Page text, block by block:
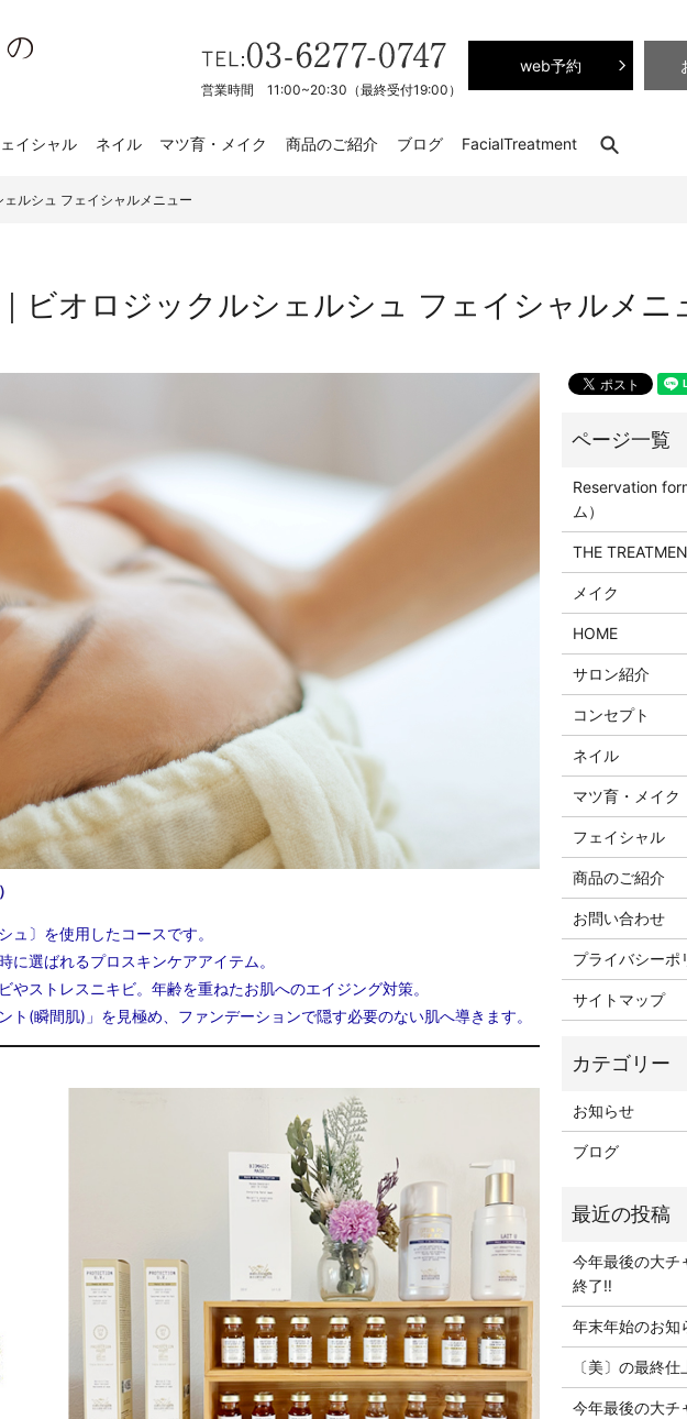
web予約
営業時間 11:00~20:30（最終受付19:00）
イシャル ネイル マツ育・メイク 商品のご紹介 ブログ FacialTreatment search
ルシュ フェイシャルメニュー
ビオロジックルシェルシュ フェイシャルメニ
ュ〕を使用したコースです。
選ばれるプロスキンケアアイテム。
ストレスニキビ。年齢を重ねたお肌へのエイジング対策。
ト(瞬間肌)」を見極め、ファンデーションで隠す必要のない肌へ導きます。
Reservation
ム）
THE
メイク
HOME
サロン紹介
コンセプト
ネイル
マツ育・メイク
フェイシャル
商品のご紹介
お問い合わせ
プライバシーポ
サイトマップ
お知らせ
ブログ
今年最後の大チ
終了‼
年末年始のお知
〔美〕の最終仕
今年最後の大チ